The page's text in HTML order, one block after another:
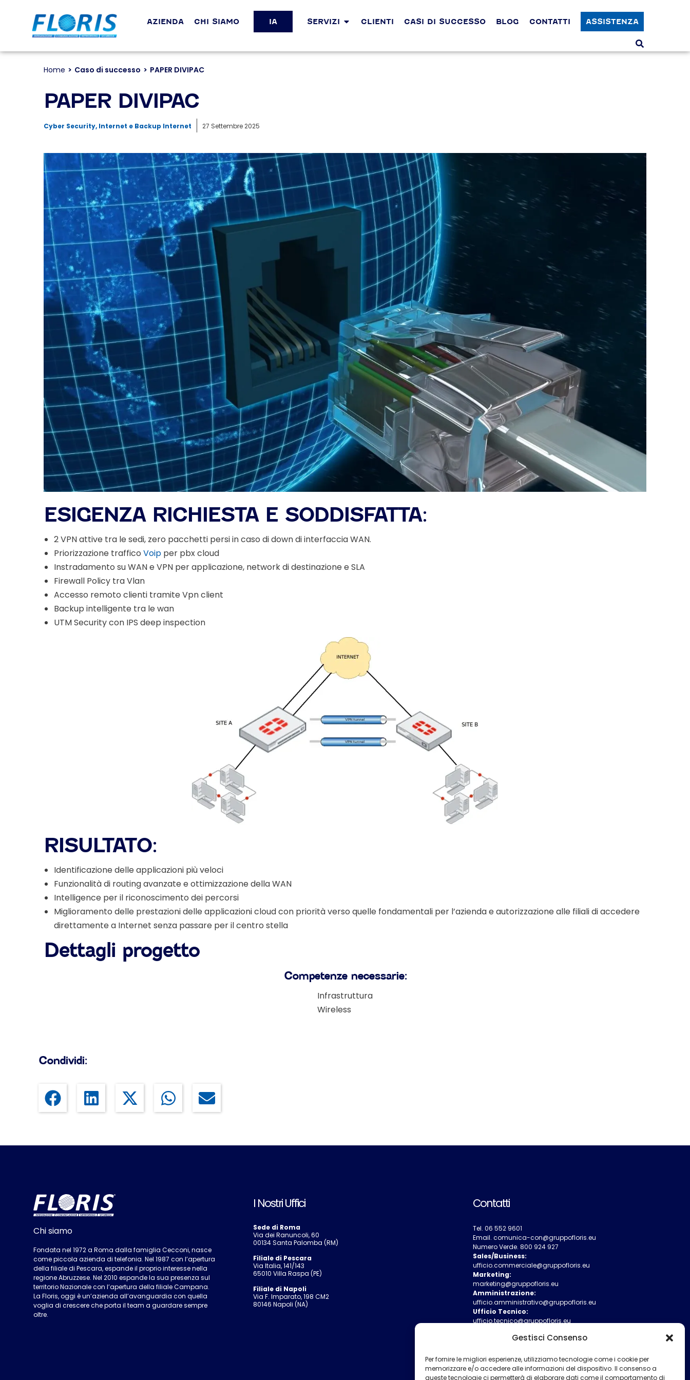
Gestisci Consenso
Per fornire le migliori esperienze, utilizziamo tecnologie come i cookie per
memorizzare e/o accedere alle informazioni del dispositivo. Il consenso a
queste tecnologie ci permetterà di elaborare dati come il comportamento di
AZIENDA CHI SIAMO IA SERVIZI CLIENTI CASI DI SUCCESSO BLOG CONTATTI ASSISTENZA
Tu sei qui:
Home Caso di successo PAPER DIVIPAC
PAPER DIVIPAC
Cyber Security, Internet e Backup Internet 27 Settembre 2025
ESIGENZA RICHIESTA E SODDISFATTA:
2 VPN attive tra le sedi, zero pacchetti persi in caso di down di interfaccia WAN.
Priorizzazione traffico Voip per pbx cloud
Instradamento su WAN e VPN per applicazione, network di destinazione e SLA
Firewall Policy tra Vlan
Accesso remoto clienti tramite Vpn client
Backup intelligente tra le wan
UTM Security con IPS deep inspection
RISULTATO:
Identificazione delle applicazioni più veloci
Funzionalità di routing avanzate e ottimizzazione della WAN
Intelligence per il riconoscimento dei percorsi
Miglioramento delle prestazioni delle applicazioni cloud con priorità verso quelle fondamentali per l’azienda e autorizzazione alle filiali di accedere
direttamente a Internet senza passare per il centro stella
Dettagli progetto
Competenze necessarie:
Infrastruttura
Wireless
Condividi:
Chi siamo
Fondata nel 1972 a Roma dalla famiglia Cecconi, nasce
come piccola azienda di telefonia. Nel 1987 con l’apertura
della filiale di Pescara, espande il proprio interesse nella
regione Abruzzese. Nel 2010 espande la sua presenza sul
territorio Nazionale con l’apertura della filiale Campana.
La Floris, oggi è un’azienda all’avanguardia con quella
voglia di crescere che porta il team a guardare sempre
oltre.
I Nostri Uffici
Sede di Roma
Via dei Ranuncoli, 60
00134 Santa Palomba (RM)
Filiale di Pescara
Via Italia, 141/143
65010 Villa Raspa (PE)
Filiale di Napoli
Via F. Imparato, 198 CM2
80146 Napoli (NA)
Contatti
Tel. 06 552 9601
Email. comunica-con@gruppofloris.eu
Numero Verde. 800 924 927
Sales/Business:
ufficio.commerciale@gruppofloris.eu
Marketing:
marketing@gruppofloris.eu
Amministrazione:
ufficio.amministrativo@gruppofloris.eu
Ufficio Tecnico:
ufficio.tecnico@gruppofloris.eu